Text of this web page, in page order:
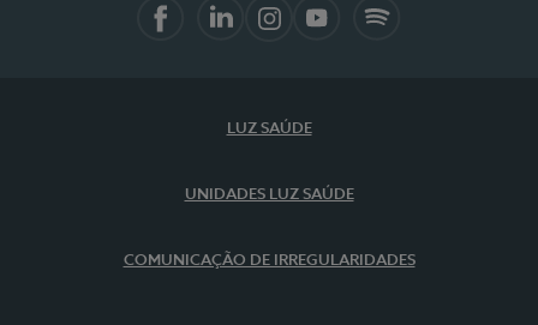
LUZ SAÚDE
UNIDADES LUZ SAÚDE
COMUNICAÇÃO DE IRREGULARIDADES